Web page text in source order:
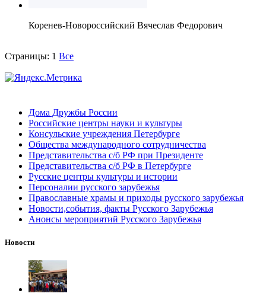
Коренев-Новороссийский Вячеслав Федорович
Страницы: 1 Все
Дома Дружбы России
Российские центры науки и культуры
Консульские учреждения Петербурге
Общества международного сотрудничества
Представительства с/б РФ при Президенте
Представительства с/б РФ в Петербурге
Русские центры культуры и истории
Персоналии русского зарубежья
Православные храмы и приходы русского зарубежья
Новости,события, факты Русского Зарубежья
Анонсы мероприятий Русского Зарубежья
Новости